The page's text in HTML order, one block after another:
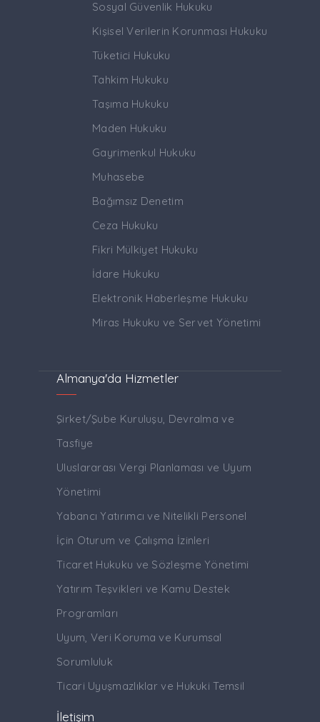
Sosyal Güvenlik Hukuku
Kişisel Verilerin Korunması Hukuku
Tüketici Hukuku
Tahkim Hukuku
Taşıma Hukuku
Maden Hukuku
Gayrimenkul Hukuku
Muhasebe
Bağımsız Denetim
Ceza Hukuku
Fikri Mülkiyet Hukuku
İdare Hukuku
Elektronik Haberleşme Hukuku
Miras Hukuku ve Servet Yönetimi
Almanya'da Hizmetler
Şirket/Şube Kuruluşu, Devralma ve
Tasfiye
Uluslararası Vergi Planlaması ve Uyum
Yönetimi
Yabancı Yatırımcı ve Nitelikli Personel
İçin Oturum ve Çalışma İzinleri
Ticaret Hukuku ve Sözleşme Yönetimi
Yatırım Teşvikleri ve Kamu Destek
Programları
Uyum, Veri Koruma ve Kurumsal
Sorumluluk
Ticari Uyuşmazlıklar ve Hukuki Temsil
İletişim